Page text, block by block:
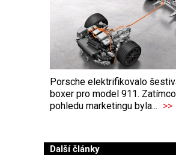
Porsche elektrifikovalo
boxer pro model 911.
pohledu marketingu byla... >>
Další články